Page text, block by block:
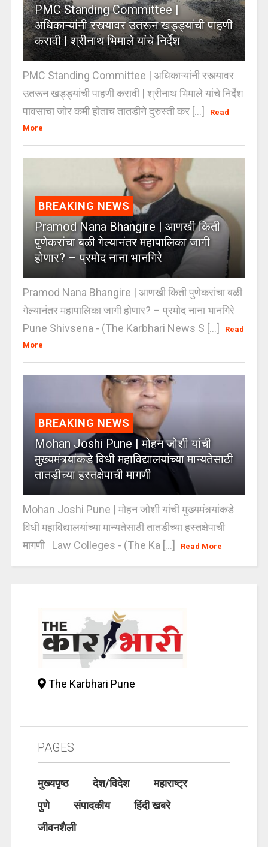
PMC Standing Committee |
अधिकाऱ्यांनी रस्त्यावर उतरून खड्ड्यांची पाहणी
करावी | श्रीनाथ भिमाले यांचे निर्देश
PMC Standing Committee | अधिकाऱ्यांनी रस्त्यावर
उतरून खड्ड्यांची पाहणी करावी | श्रीनाथ भिमाले यांचे निर्देश
पावसाचा जोर कमी होताच तातडीने दुरुस्ती कर [...]
Read
More
BREAKING NEWS
Pramod Nana Bhangire | आणखी किती
पुणेकरांचा बळी गेल्यानंतर महापालिका जागी
होणार? – प्रमोद नाना भानगिरे
Pramod Nana Bhangire | आणखी किती पुणेकरांचा बळी
गेल्यानंतर महापालिका जागी होणार? – प्रमोद नाना भानगिरे
Pune Shivsena - (The Karbhari News S [...]
Read
More
BREAKING NEWS
Mohan Joshi Pune | मोहन जोशी यांची
मुख्यमंत्र्यांकडे विधी महाविद्यालयांच्या मान्यतेसाठी
तातडीच्या हस्तक्षेपाची मागणी
Mohan Joshi Pune | मोहन जोशी यांची मुख्यमंत्र्यांकडे
विधी महाविद्यालयांच्या मान्यतेसाठी तातडीच्या हस्तक्षेपाची
मागणी Law Colleges - (The Ka [...]
Read More
The Karbhari Pune
PAGES
मुख्यपृष्ठ देश/विदेश
महाराष्ट्र
पुणे
संपादकीय
हिंदी खबरे
जीवनशैली